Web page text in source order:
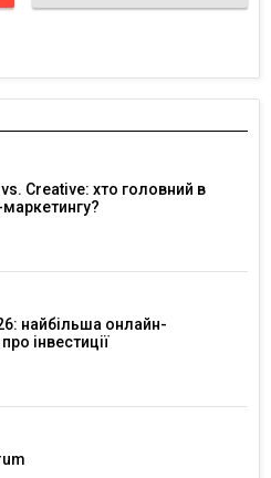
Creative: хто головний в
найбільша онлайн-
інвестиції